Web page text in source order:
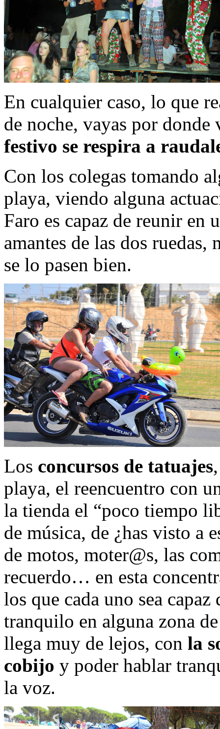
En cualquier caso, lo que
de noche, vayas por donde
festivo se respira a
Con los colegas tomando
playa, viendo alguna
Faro es capaz de reunir
amantes de las dos
se lo pasen bien.
Los concursos de tatuajes
playa, el reencuentro con
la tienda el “poco tiempo
de música, de ¿has visto
de motos, moter@s, las
recuerdo… en esta
los que cada uno sea
tranquilo en alguna zona
llega muy de lejos, con la
cobijo y poder hablar
la voz.